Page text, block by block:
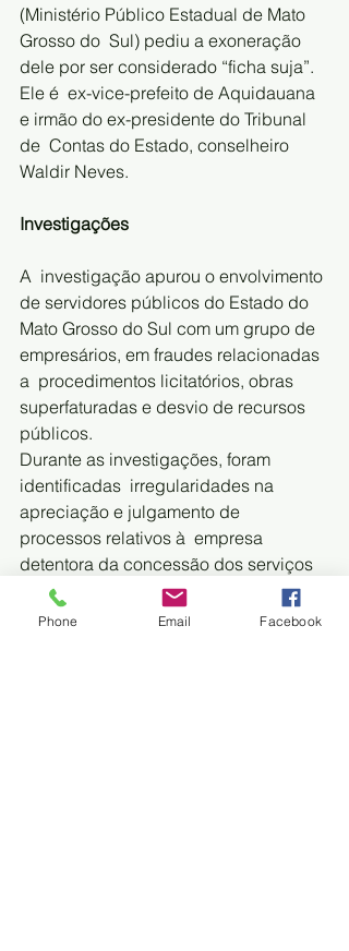
(Ministério Público Estadual de Mato
Grosso do  Sul) pediu a exoneração
dele por ser considerado “ficha suja”.
Ele é  ex-vice-prefeito de Aquidauana
e irmão do ex-presidente do Tribunal
de  Contas do Estado, conselheiro
Waldir Neves.
Investigações
A  investigação apurou o envolvimento
de servidores públicos do Estado do
Mato Grosso do Sul com um grupo de
empresários, em fraudes relacionadas
a  procedimentos licitatórios, obras
superfaturadas e desvio de recursos
públicos.
Durante as investigações, foram
identificadas  irregularidades na
apreciação e julgamento de
processos relativos à  empresa
detentora da concessão dos serviços
de coleta de lixo e de  tratamento de
resíduos no município de Campo
Phone Email Facebook